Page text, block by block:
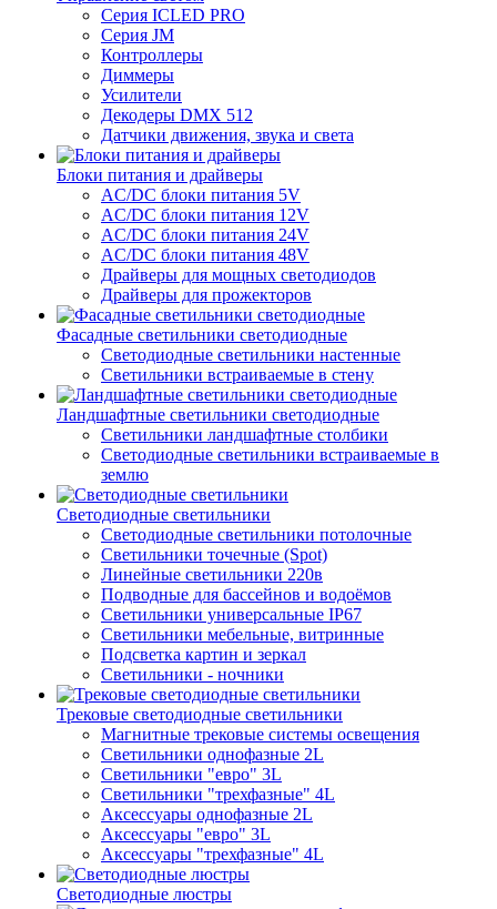
Серия ICLED PRO
Серия JM
Контроллеры
Диммеры
Усилители
Декодеры DMX 512
Датчики движения, звука и света
Блоки питания и драйверы
AC/DC блоки питания 5V
AC/DC блоки питания 12V
AC/DC блоки питания 24V
AC/DC блоки питания 48V
Драйверы для мощных светодиодов
Драйверы для прожекторов
Фасадные светильники светодиодные
Светодиодные светильники настенные
Светильники встраиваемые в стену
Ландшафтные светильники светодиодные
Светильники ландшафтные столбики
Светодиодные светильники встраиваемые в
землю
Светодиодные светильники
Светодиодные светильники потолочные
Светильники точечные (Spot)
Линейные светильники 220в
Подводные для бассейнов и водоёмов
Светильники универсальные IP67
Светильники мебельные, витринные
Подсветка картин и зеркал
Светильники - ночники
Трековые светодиодные светильники
Магнитные трековые системы освещения
Светильники однофазные 2L
Светильники "евро" 3L
Светильники "трехфазные" 4L
Аксессуары однофазные 2L
Аксессуары "евро" 3L
Аксессуары "трехфазные" 4L
Светодиодные люстры